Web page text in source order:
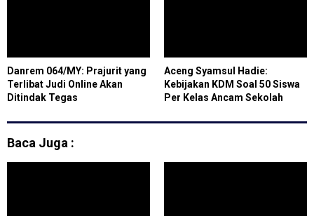
Danrem 064/MY: Prajurit yang
Terlibat Judi Online Akan
Ditindak Tegas
Aceng Syamsul Hadie:
Kebijakan KDM Soal 50 Siswa
Per Kelas Ancam Sekolah
Baca Juga :